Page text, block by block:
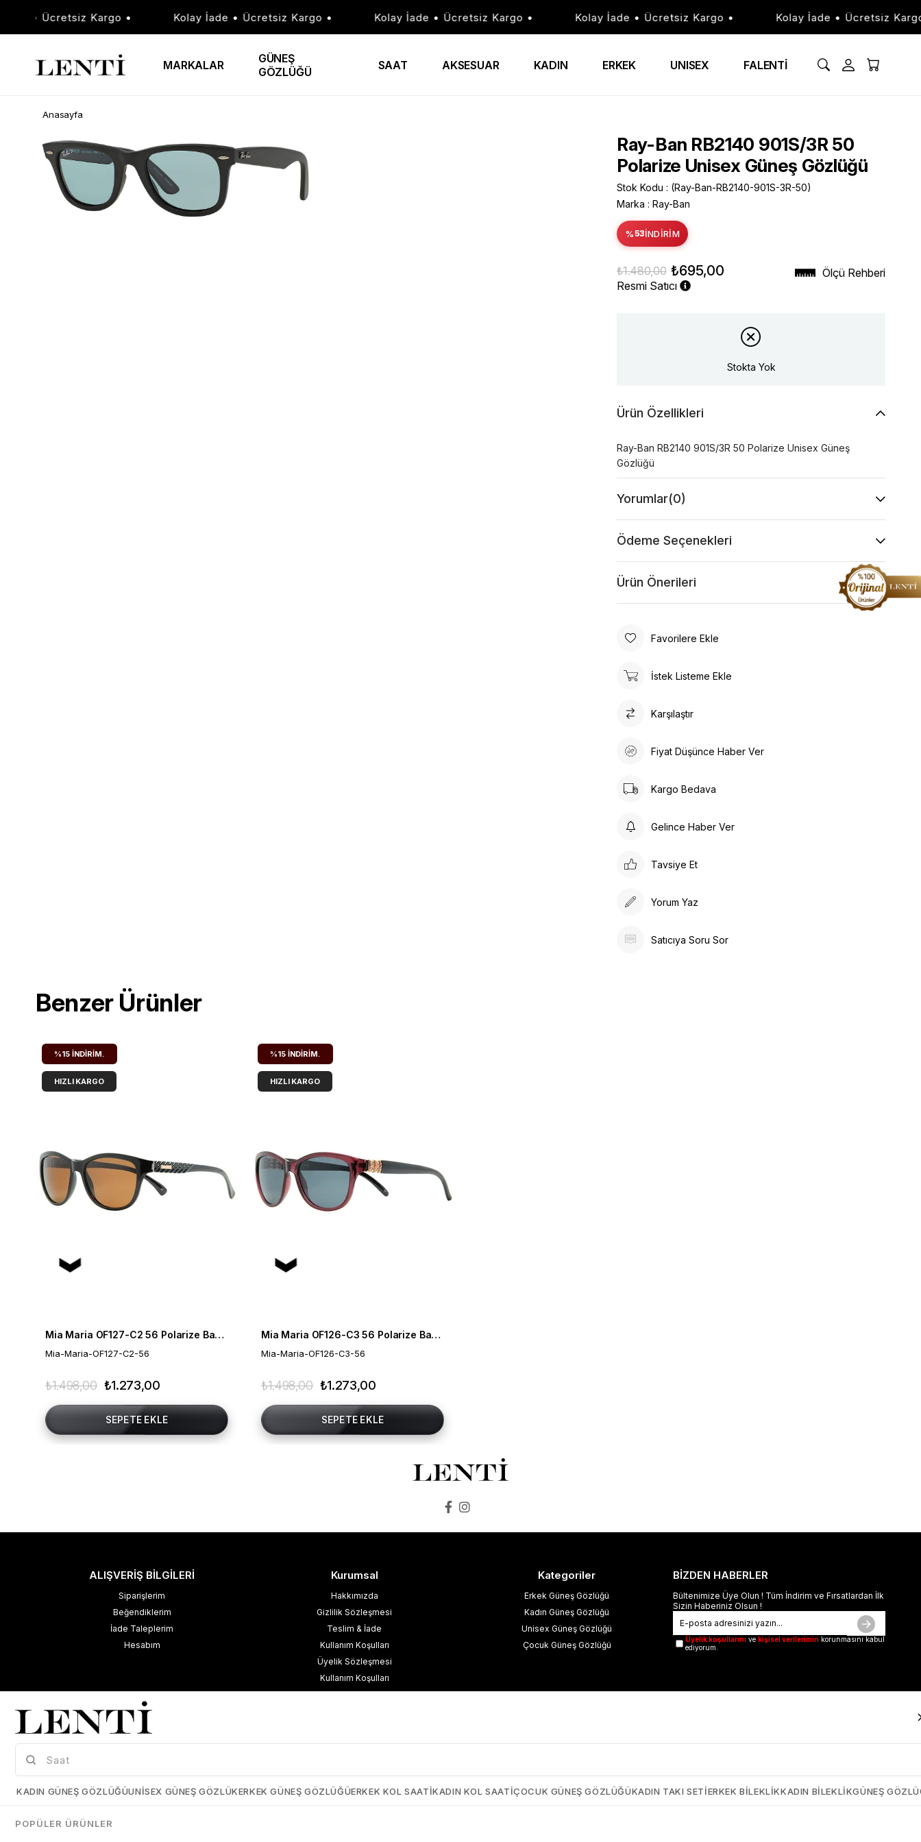
• Ücretsiz Kargo • Kolay İade • Ücretsiz Kargo • Kolay İade • Ücretsiz Kargo • Kolay İade • Ücretsiz Kargo • Kolay İade • Ücretsiz Kargo •
MARKALAR
GÜNEŞ
GÖZLÜĞÜ
SAAT AKSESUAR KADIN ERKEK UNISEX FALENTİ
Anasayfa
Ray-Ban RB2140 901S/3R 50
Polarize Unisex Güneş Gözlüğü
Stok Kodu
(Ray-Ban-RB2140-901S-3R-50)
Marka : Ray-Ban
%53İNDIRIM
₺1.480,00 ₺695,00
Resmi Satıcı
Ölçü Rehberi
Stokta Yok
Ürün Özellikleri
Ray-Ban RB2140 901S/3R 50 Polarize Unisex Güneş
Gözlüğü
Yorumlar(0)
Ödeme Seçenekleri
Ürün Önerileri
Favorilere Ekle
İstek Listeme Ekle
Karşılaştır
Fiyat Düşünce Haber Ver
Kargo Bedava
Gelince Haber Ver
Tavsiye Et
Yorum Yaz
Satıcıya Soru Sor
Benzer Ürünler
Mia Maria OF127-C2 56 Polarize Bayan Güneş Gözlüğü
Mia-Maria-OF127-C2-56
₺1.273,00
₺1.498,00
SEPETE EKLE
%15 İNDIRIM.
HIZLI KARGO
Mia Maria OF126-C3 56 Polarize Bayan Güneş Gözlüğü
Mia-Maria-OF126-C3-56
₺1.273,00
₺1.498,00
SEPETE EKLE
%15 İNDIRIM.
HIZLI KARGO
ALIŞVERİŞ BİLGİLERİ
Siparişlerim
Beğendiklerim
İade Taleplerim
Hesabım
Kurumsal
Hakkımızda
Gizlilik Sözleşmesi
Teslim & İade
Kullanım Koşulları
Üyelik Sözleşmesi
Kullanım Koşulları
Mesafeli Satış Sözleşmesi
Blog
Kategoriler
Erkek Güneş Gözlüğü
Kadın Güneş Gözlüğü
Unisex Güneş Gözlüğü
Çocuk Güneş Gözlüğü
BİZDEN HABERLER
Bültenimize Üye Olun ! Tüm İndirim ve Fırsatlardan İlk
Sizin Haberiniz Olsun !
Üyelik koşullarını ve kişisel verilerimin korunmasını kabul
ediyorum.
Çerez Kullanımı
kullanmaktayız. Detaylı bilgi için kişisel verilerin korunması hakkında
açıklama metnimizi inceleyebilirsiniz.
KADIN GÜNEŞ GÖZLÜĞÜUNISEX GÜNEŞ GÖZLÜKERKEK GÜNEŞ GÖZLÜĞÜERKEK KOL SAATIKADIN KOL SAATIÇOCUK GÜNEŞ GÖZLÜĞÜKADIN TAKI SETIERKEK BILEKLIKKADIN BILEKLIKGÜNEŞ
POPÜLER ÜRÜNLER